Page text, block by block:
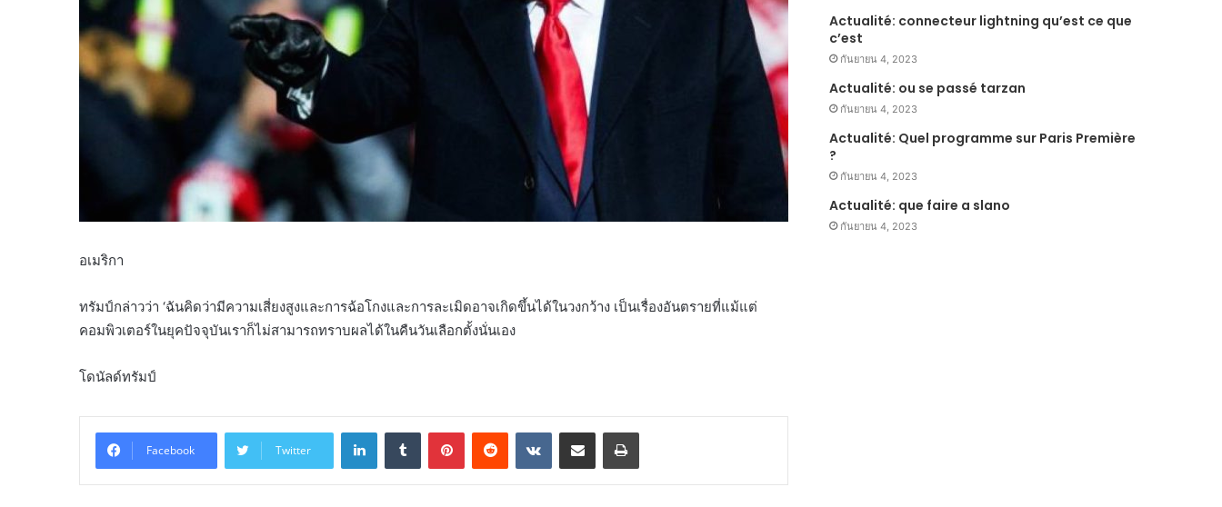
อเมริกา
ทรัมป์กล่าวว่า ‘ฉันคิดว่ามีความเสี่ยงสูงและการฉ้อโกงและการละเมิดอาจเกิดขึ้นได้ในวงกว้าง เป็นเรื่องอันตรายที่แม้แต่
คอมพิวเตอร์ในยุคปัจจุบันเราก็ไม่สามารถทราบผลได้ในคืนวันเลือกตั้งนั่นเอง
โดนัลด์ทรัมป์
Facebook Twitter
LinkedInTumblr PinterestReddit VKontakteShare via Email Print
Actualité: connecteur lightning qu’est ce que
c’est
กันยายน 4, 2023
Actualité: ou se passé tarzan
กันยายน 4, 2023
Actualité: Quel programme sur Paris Première
?
กันยายน 4, 2023
Actualité: que faire a slano
กันยายน 4, 2023